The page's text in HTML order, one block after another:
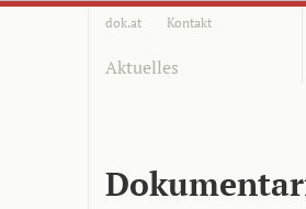
dok.at Kontakt
Aktuelles